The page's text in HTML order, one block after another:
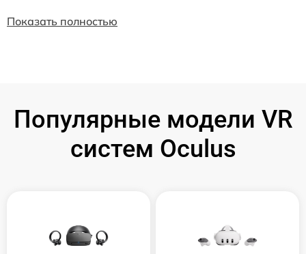
Показать полностью
Популярные модели VR
систем Oculus